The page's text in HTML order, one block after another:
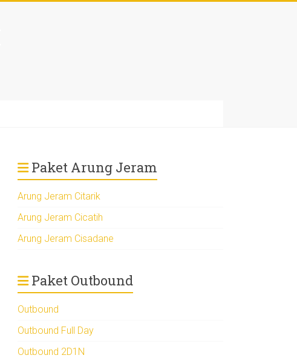
Paket Arung Jeram
Arung Jeram Citarik
Arung Jeram Cicatih
Arung Jeram Cisadane
Paket Outbound
Outbound
Outbound Full Day
Outbound 2D1N